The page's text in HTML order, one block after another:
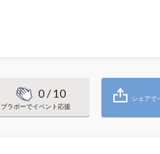
0/ 10
ブラボーでイベント応援
シェアで